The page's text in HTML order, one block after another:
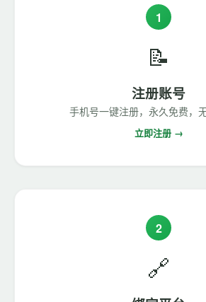
1
📝
注册账号
手机号一键注册，永久免费，
立即注册 →
2
🔗